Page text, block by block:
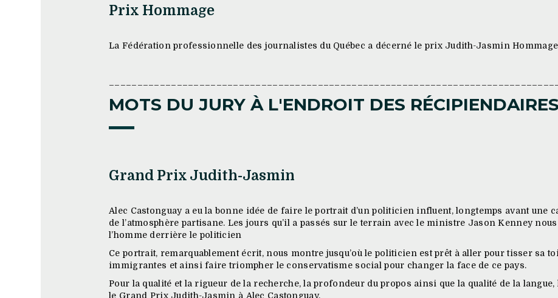
Prix Hommage
La Fédération professionnelle des journalistes du Québec a décerné le prix Judith-Jasmin
MOTS DU JURY À L'ENDROIT DES RÉCIPIENDAIRES
Grand Prix Judith-Jasmin
Alec Castonguay a eu la bonne idée de faire le portrait d’un politicien influent, longtemps avant une
de l’atmosphère partisane. Les jours qu’il a passés sur le terrain avec le ministre Jason Kenney
l’homme derrière le politicien
Ce portrait, remarquablement écrit, nous montre jusqu’où le politicien est prêt à aller pour tisser sa
immigrantes et ainsi faire triompher le conservatisme social pour changer la face de ce pays.
Pour la qualité et la rigueur de la recherche, la profondeur du propos ainsi que la qualité de la
le Grand Prix Judith-Jasmin à Alec Castonguay.